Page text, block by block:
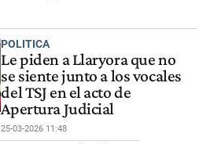
POLITICA
Le piden a Llaryora que no
se siente junto a los vocales
del TSJ en el acto de
Apertura Judicial
25-03-2026 11:48